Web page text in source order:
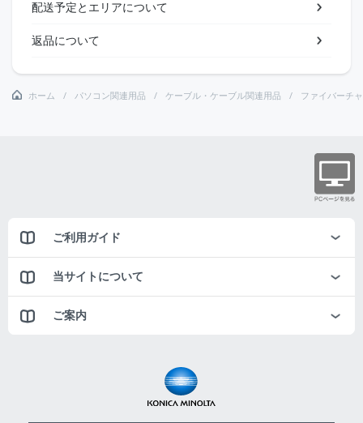
配送予定とエリアについて
返品について
ホーム パソコン関連用品 ケーブル・ケーブル関連用品 ファイバーチ
ご利用ガイド
当サイトについて
ご案内